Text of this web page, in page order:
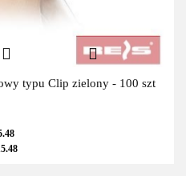
typu Clip zielony - 100 szt